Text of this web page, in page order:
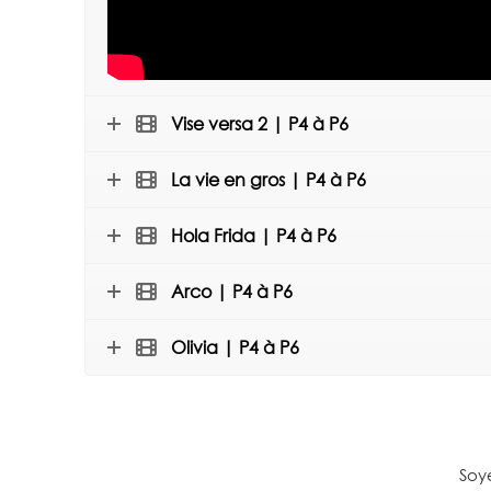
Vise versa 2 | P4 à P6
La vie en gros | P4 à P6
Hola Frida | P4 à P6
Arco | P4 à P6
Olivia | P4 à P6